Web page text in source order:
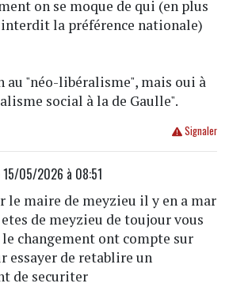
on se moque de qui (en plus
la préférence nationale)
au "néo-libéralisme", mais oui à
social à la de Gaulle".
Signaler
05/2026 à 08:51
le maire de meyzieu il y en a mar
de meyzieu de toujour vous
le changement ont compte sur
essayer de retablire un
de securiter